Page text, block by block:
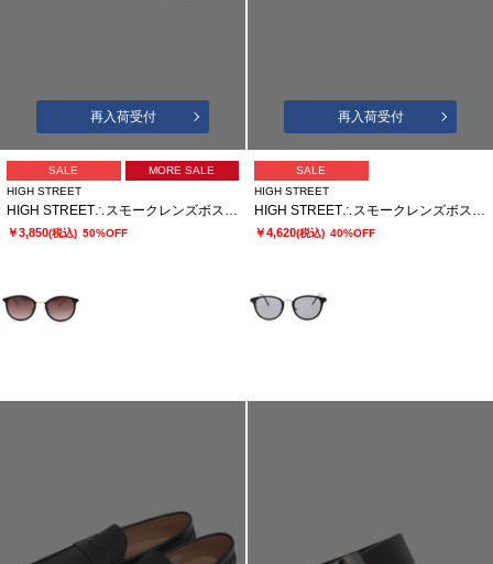
再入荷受付
SALE
MORE SALE
HIGH STREET
￥3,850(税込) 50%OFF
再入荷受付
SALE
HIGH STREET
￥4,620(税込) 40%OFF